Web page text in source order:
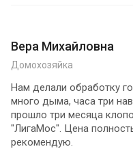
Вера Михайловна
Домохозяйка
Нам делали обработку
много дыма, часа три
прошло три месяца
"ЛигаМос". Цена
рекомендую.